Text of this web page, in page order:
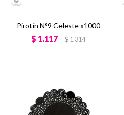
Pirotín N°9 Celeste x1000
$ 1.117 $1.314